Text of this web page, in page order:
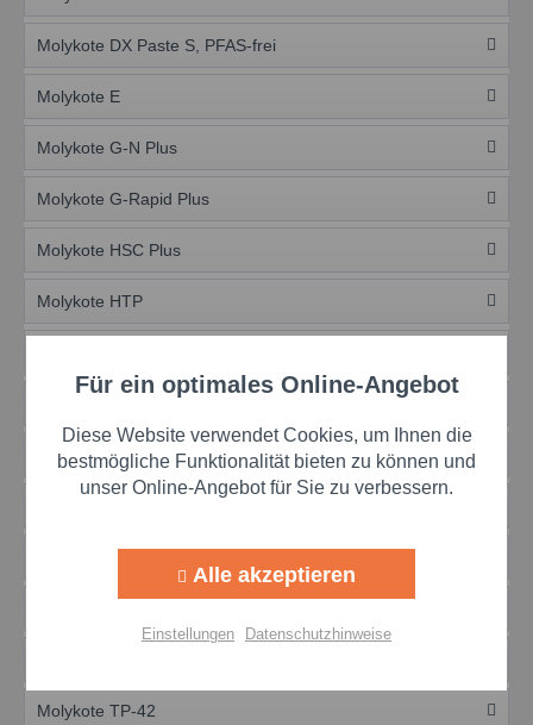
Molykote DX Paste S, PFAS-frei
Molykote E
Molykote G-N Plus
Molykote G-Rapid Plus
Molykote HSC Plus
Molykote HTP
Molykote P-1500
Molykote TP-42
Für ein optimales Online-Angebot
Diese Website verwendet Cookies, um Ihnen die
bestmögliche Funktionalität bieten zu können und
unser Online-Angebot für Sie zu verbessern.
Alle akzeptieren
Einstellungen Datenschutzhinweise